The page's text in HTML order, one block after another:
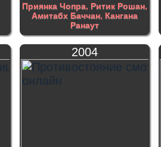
Приянка Чопра, Ритик Рошан,
Амитабх Баччан, Кангана
Ранаут
2004